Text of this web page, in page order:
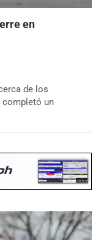
en
de los
completó un